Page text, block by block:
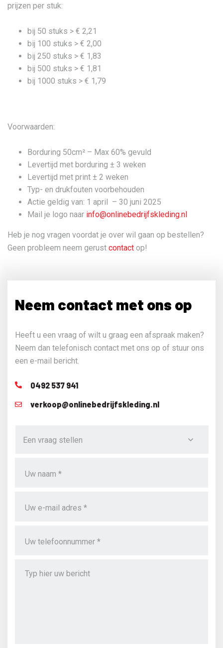
prijzen per stuk:
bij 50 stuks > € 2,21
bij 100 stuks > € 2,00
bij 250 stuks > € 1,83
bij 500 stuks > € 1,81
bij 1000 stuks > € 1,79
Voorwaarden:
Borduring 50cm² – Max 60% gevuld
Levertijd met borduring ± 3 weken
Levertijd met print ± 2 weken
Typ- en drukfouten voorbehouden
Actie geldig van: 1 april – 30 juni 2025
Mail je logo naar info@onlinebedrijfskleding.nl
Heb je nog vragen voordat je over wil gaan op bestellen?
Geen probleem neem gerust contact op!
Neem contact met ons op
Heeft u een vraag of wilt u graag een afspraak maken?
Neem dan telefonisch contact met ons op of stuur ons
een e-mail bericht.
0492 537 941
verkoop@onlinebedrijfskleding.nl